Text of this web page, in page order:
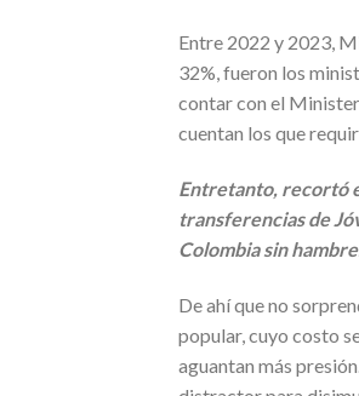
Entre 2022 y 2023,
32%, fueron los
contar con el
cuentan los que
Entretanto, recortó
transferencias de
Colombia sin
De ahí que no
popular, cuyo costo
aguantan más